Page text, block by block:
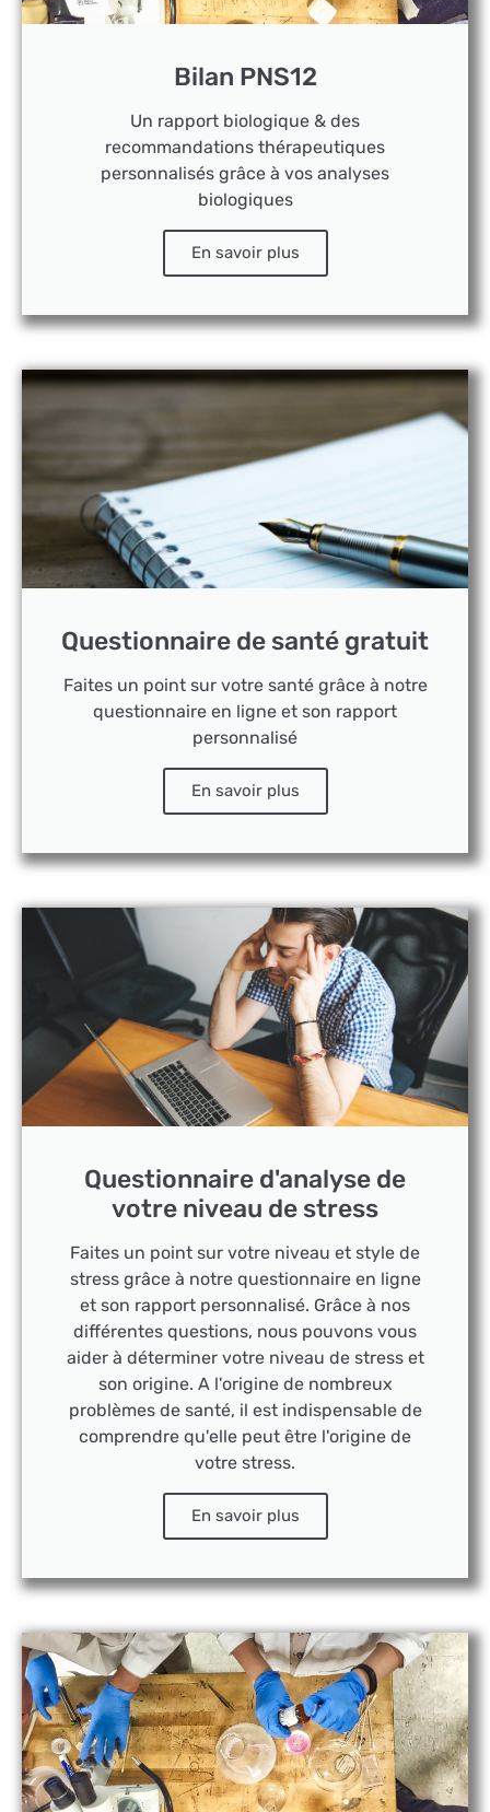
Bilan PNS12
Un rapport biologique & des
recommandations thérapeutiques
personnalisés grâce à vos analyses
biologiques
En savoir plus
Questionnaire de santé gratuit
Faites un point sur votre santé grâce à notre
questionnaire en ligne et son rapport
personnalisé
En savoir plus
Questionnaire d'analyse de
votre niveau de stress
Faites un point sur votre niveau et style de
stress grâce à notre questionnaire en ligne
et son rapport personnalisé. Grâce à nos
différentes questions, nous pouvons vous
aider à déterminer votre niveau de stress et
son origine. A l'origine de nombreux
problèmes de santé, il est indispensable de
comprendre qu'elle peut être l'origine de
votre stress.
En savoir plus